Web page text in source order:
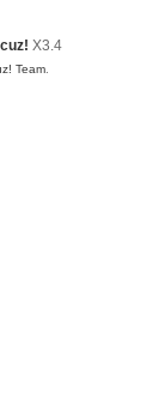
X3.4
Team